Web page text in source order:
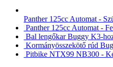
Panther 125cc Automat -
Panther 125cc Automat -
Bal lengőkar Buggy K3-
Kormányösszekötő rúd
Pitbike NTX99 NB300 -